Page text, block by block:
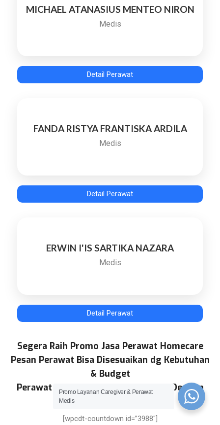
MICHAEL ATANASIUS MENTEO NIRON
Medis
Detail Perawat
FANDA RISTYA FRANTISKA ARDILA
Medis
Detail Perawat
ERWIN I'IS SARTIKA NAZARA
Medis
Detail Perawat
Segera Raih Promo Jasa Perawat Homecare
Pesan Perawat Bisa Disesuaikan dg Kebutuhan
& Budget
Perawat Profesional Kami Diseleksi Dengan
Ketat dan Uji Tes Terbaik
[wpcdt-countdown id=”3988″]
Promo Layanan Caregiver & Perawat
Medis